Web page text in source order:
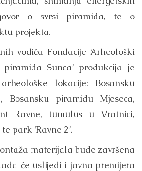
o svrsi piramida, te o
projekta.
vodiča Fondacije ‘Arheološki
Sunca’ produkcija je
lokacije: Bosansku
Bosansku piramidu Mjeseca,
Ravne, tumulus u Vratnici,
park ‘Ravne 2’.
materijala bude završena
će uslijediti javna premijera